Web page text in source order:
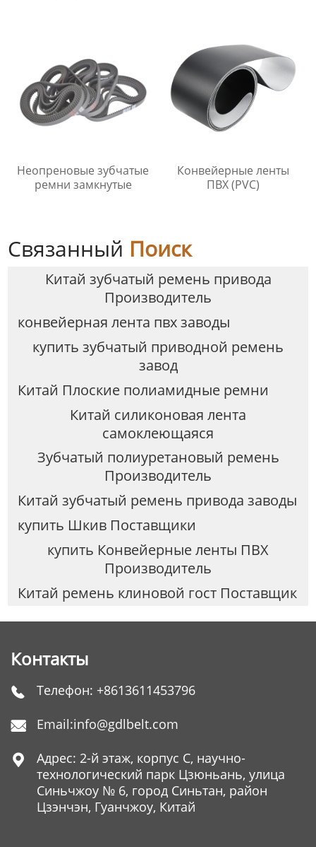
Неопреновые зубчатые
ремни замкнутые
Конвейерные ленты
ПВХ (PVC)
Связанный Поиск
Китай зубчатый ремень привода
Производитель
конвейерная лента пвх заводы
купить зубчатый приводной ремень
завод
Китай Плоские полиамидные ремни
Китай силиконовая лента
самоклеющаяся
Зубчатый полиуретановый ремень
Производитель
Китай зубчатый ремень привода заводы
купить Шкив Поставщики
купить Конвейерные ленты ПВХ
Производитель
Китай ремень клиновой гост Поставщик
Контакты
 Телефон: +8613611453796
 Email:info@gdlbelt.com

Адрес: 2-й этаж, корпус C, научно-
технологический парк Цзюньань, улица
Синьчжоу № 6, город Синьтан, район
Цзэнчэн, Гуанчжоу, Китай